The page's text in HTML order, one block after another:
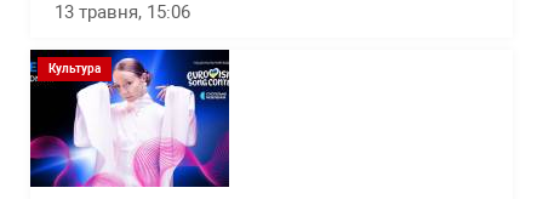
13 травня, 15:06
Культура